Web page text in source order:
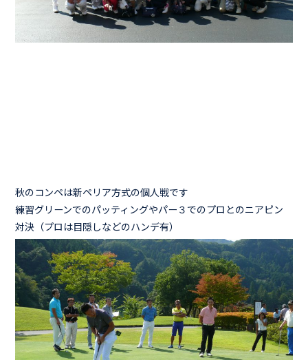
秋のコンペは新ペリア方式の個人戦です
練習グリーンでのパッティングやパー３でのプロとのニアピン
対決（プロは目隠しなどのハンデ有）